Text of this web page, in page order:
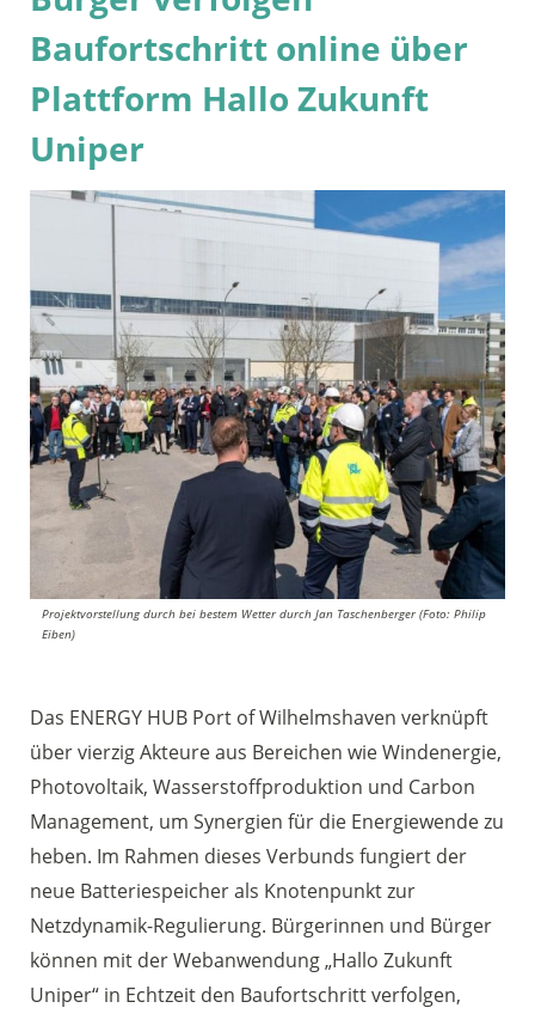
Baufortschritt online über
Plattform Hallo Zukunft
Uniper
Projektvorstellung durch bei bestem Wetter durch Jan Taschenberger (Foto: Philip
Eiben)
Das ENERGY HUB Port of Wilhelmshaven verknüpft
über vierzig Akteure aus Bereichen wie Windenergie,
Photovoltaik, Wasserstoffproduktion und Carbon
Management, um Synergien für die Energiewende zu
heben. Im Rahmen dieses Verbunds fungiert der
neue Batteriespeicher als Knotenpunkt zur
Netzdynamik-Regulierung. Bürgerinnen und Bürger
können mit der Webanwendung „Hallo Zukunft
Uniper“ in Echtzeit den Baufortschritt verfolgen,